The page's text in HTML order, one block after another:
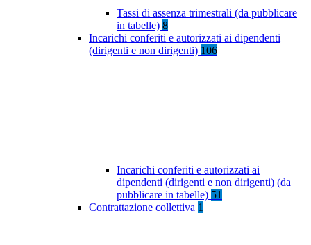
Tassi di assenza trimestrali (da pubblicare
in tabelle) 8
Incarichi conferiti e autorizzati ai dipendenti
(dirigenti e non dirigenti) 106
Incarichi conferiti e autorizzati ai
dipendenti (dirigenti e non dirigenti) (da
pubblicare in tabelle) 51
Contrattazione collettiva 1